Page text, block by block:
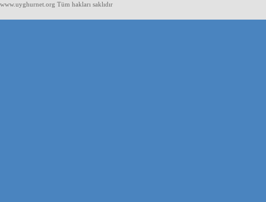
www.uyghurnet.org Tüm hakları saklıdır